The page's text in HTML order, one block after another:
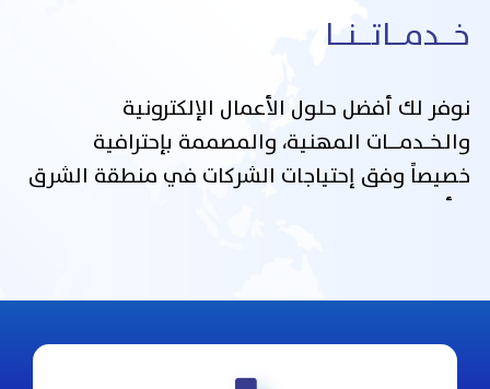
نوفر لك أفضل حلول الأعمال الإلكترونية
والـخـــدمـــــات المهنية، والمصممة بإحترافية
خصيصاً وفق إحتياجات الشركات في منطقة الشرق
خـــدمـــاتـــنـــا